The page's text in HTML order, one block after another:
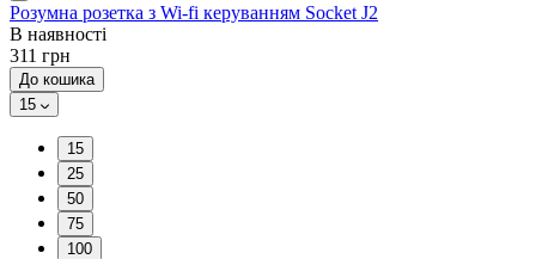
Розумна розетка з Wi-fi керуванням Socket J2
В наявності
311 грн
До кошика
15
15
25
50
75
100